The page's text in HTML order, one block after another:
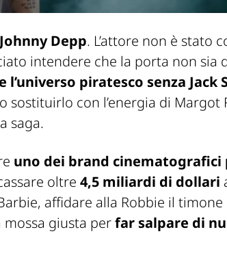
Depp. L’attore non è stato
intendere che la porta non sia
piratesco senza Jack
sostituirlo con l’energia di Margot
saga.
uno dei brand
oltre 4,5 miliardi di dollari
, affidare alla Robbie il
giusta perfar salpare di